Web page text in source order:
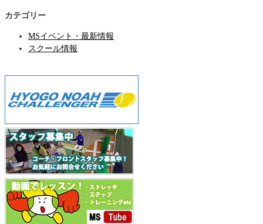
カテゴリー
MSイベント・最新情報
スクール情報